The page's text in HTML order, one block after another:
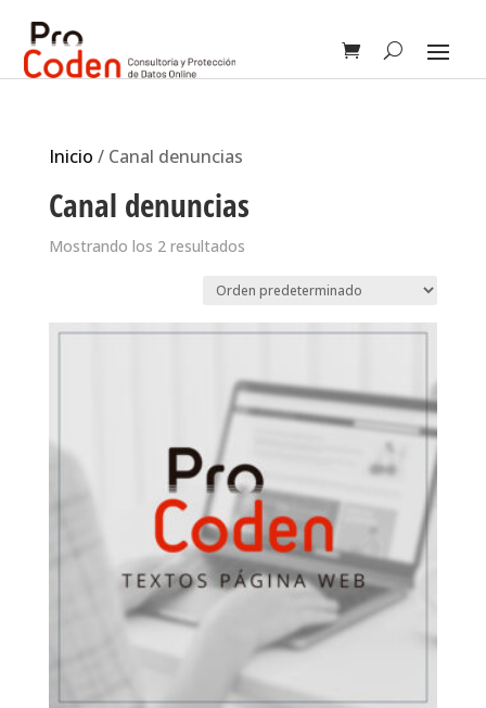
Inicio / Canal denuncias
Canal denuncias
Mostrando los 2 resultados